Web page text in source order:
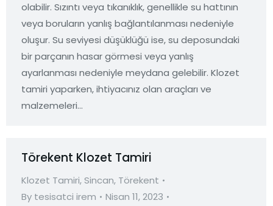
olabilir. Sızıntı veya tıkanıklık, genellikle su hattının
veya boruların yanlış bağlantılanması nedeniyle
oluşur. Su seviyesi düşüklüğü ise, su deposundaki
bir parçanın hasar görmesi veya yanlış
ayarlanması nedeniyle meydana gelebilir. Klozet
tamiri yaparken, ihtiyacınız olan araçları ve
malzemeleri…
Törekent Klozet Tamiri
Klozet Tamiri,Sincan, Törekent
By tesisatci irem
Nisan 11, 2023